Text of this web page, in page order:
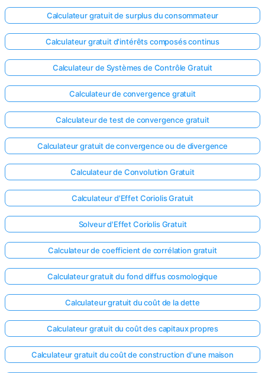
Calculateur gratuit de surplus du consommateur
Calculateur gratuit d'intérêts composés continus
Calculateur de Systèmes de Contrôle Gratuit
Calculateur de convergence gratuit
Calculateur de test de convergence gratuit
Calculateur gratuit de convergence ou de divergence
Calculateur de Convolution Gratuit
Calculateur d'Effet Coriolis Gratuit
Solveur d'Effet Coriolis Gratuit
Calculateur de coefficient de corrélation gratuit
Calculateur gratuit du fond diffus cosmologique
Calculateur gratuit du coût de la dette
Calculateur gratuit du coût des capitaux propres
Calculateur gratuit du coût de construction d'une maison